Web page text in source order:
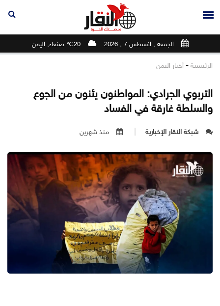
الجمعة , اغسطس 7 , 2026 20℃ صنعاء, اليمن
الرئيسية - أخبار اليمن
التربوي الجرادي: المواطنون يئنون من الجوع
والسلطة غارقة في الفساد
شبكة النقار الإخبارية منذ شهرين